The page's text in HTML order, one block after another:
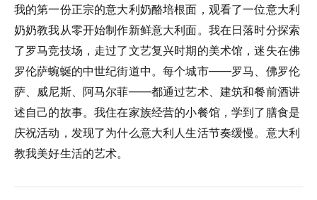
我的第一份正宗的意大利奶酪培根面，观看了一位意大利
奶奶教我从零开始制作新鲜意大利面。我在日落时分探索
了罗马竞技场，走过了文艺复兴时期的美术馆，迷失在佛
罗伦萨蜿蜒的中世纪街道中。每个城市——罗马、佛罗伦
萨、威尼斯、阿马尔菲——都通过艺术、建筑和餐前酒讲
述自己的故事。我住在家族经营的小餐馆，学到了膳食是
庆祝活动，发现了为什么意大利人生活节奏缓慢。意大利
教我美好生活的艺术。